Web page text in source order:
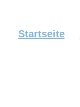
Startseite